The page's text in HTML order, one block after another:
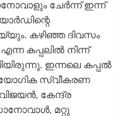
ചേർന്ന് ഇന്ന്
കഴിഞ്ഞ ദിവസം
കപ്പലിൽ നിന്ന്
ഇന്നലെ കപ്പൽ
സ്വീകരണ
കേന്ദ്ര
മറ്റു